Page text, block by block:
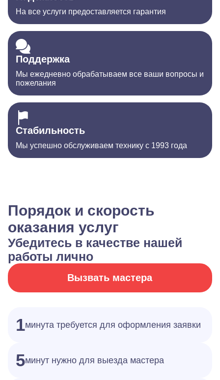
На все услуги предоставляется гарантия
Поддержка
Мы ежедневно обрабатываем все ваши вопросы и
пожелания
Стабильность
Мы успешно обслуживаем технику с 1993 года
Порядок и скорость
оказания услуг
Убедитесь в качестве нашей
работы лично
Вызвать мастера
1минута требуется для оформления заявки
5минут нужно для выезда мастера